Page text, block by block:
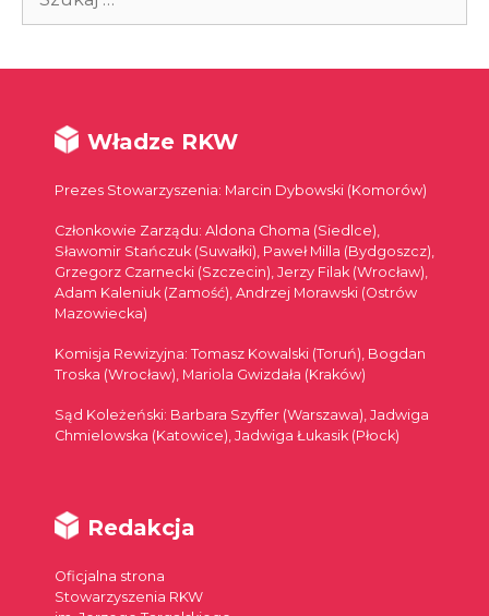
Władze RKW
Prezes Stowarzyszenia: Marcin Dybowski (Komorów)
Członkowie Zarządu: Aldona Choma (Siedlce),
Sławomir Stańczuk (Suwałki), Paweł Milla (Bydgoszcz),
Grzegorz Czarnecki (Szczecin), Jerzy Filak (Wrocław),
Adam Kaleniuk (Zamość), Andrzej Morawski (Ostrów
Mazowiecka)
Komisja Rewizyjna: Tomasz Kowalski (Toruń), Bogdan
Troska (Wrocław), Mariola Gwizdała (Kraków)
Sąd Koleżeński: Barbara Szyffer (Warszawa), Jadwiga
Chmielowska (Katowice), Jadwiga Łukasik (Płock)
Redakcja
Oficjalna strona
Stowarzyszenia RKW